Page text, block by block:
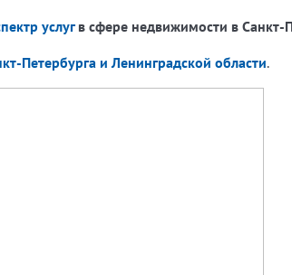
услугв сфере недвижимости в Санкт-
Петербурга и Ленинградской области.